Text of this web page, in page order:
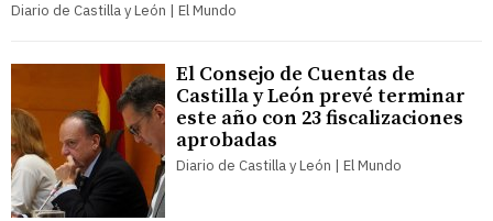
Diario de Castilla y León | El Mundo
El Consejo de Cuentas de
Castilla y León prevé terminar
este año con 23 fiscalizaciones
aprobadas
Diario de Castilla y León | El Mundo